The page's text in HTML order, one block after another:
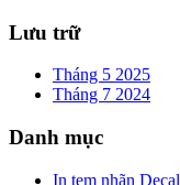
Lưu trữ
Tháng 5 2025
Tháng 7 2024
Danh mục
In tem nhãn Decal